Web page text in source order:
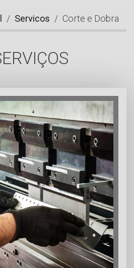
Servicos Corte e Dobra